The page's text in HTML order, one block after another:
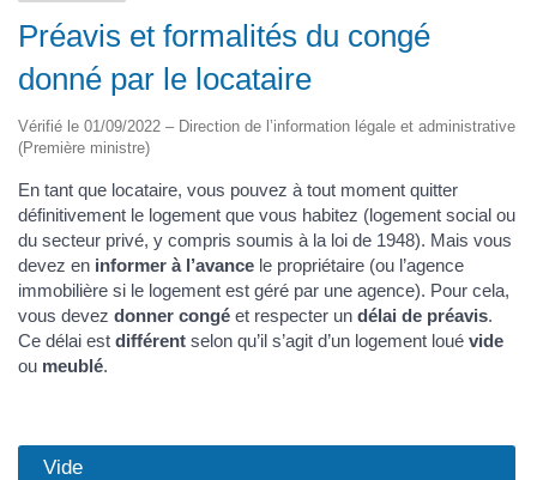
Préavis et formalités du congé
donné par le locataire
Vérifié le 01/09/2022 – Direction de l’information légale et administrative
(Première ministre)
En tant que locataire, vous pouvez à tout moment quitter
définitivement le logement que vous habitez (logement social ou
du secteur privé, y compris soumis à la loi de 1948). Mais vous
devez en informer à l’avance le propriétaire (ou l’agence
immobilière si le logement est géré par une agence). Pour cela,
vous devez donner congé et respecter un délai de préavis.
Ce délai est différent selon qu’il s’agit d’un logement loué vide
ou meublé.
Vide